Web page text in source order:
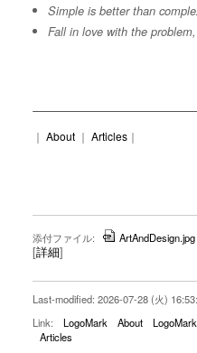
Simple is better than
Fall in love with the
｜ About｜ Articles｜
添付ファイル: ArtAndDesign.jpg
[詳細]
Last-modified: 2026-07-28 (火)
Link:
LogoMark About
Articles